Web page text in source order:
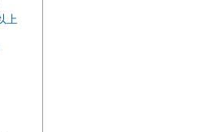
上